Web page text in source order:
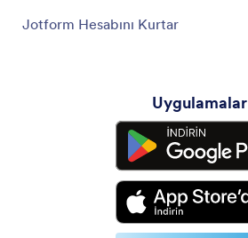
Jotform Hesabını Kurtar
Uygulamalar